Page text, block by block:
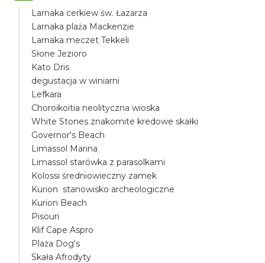
Larnaka cerkiew św. Łazarza
Larnaka plaża Mackenzie
Larnaka meczet Tekkeli
Słone Jezioro
Kato Dris
degustacja w winiarni
Lefkara
Choroikoitia neolityczna wioska
White Stones znakomite kredowe skałki
Governor's Beach
Limassol Marina
Limassol starówka z parasolkami
Kolossi średniowieczny zamek
Kurion stanowisko archeologiczne
Kurion Beach
Pisouri
Klif Cape Aspro
Plaża Dog's
Skała Afrodyty